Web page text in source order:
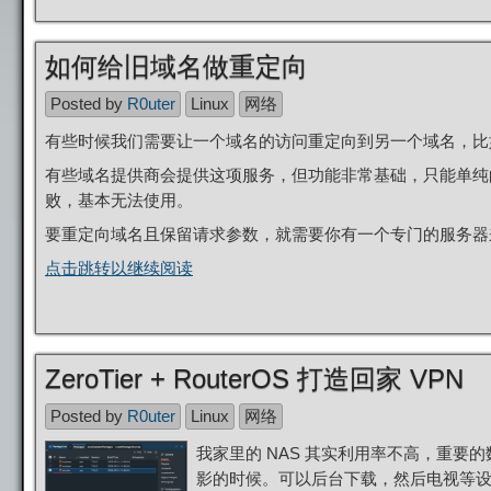
如何给旧域名做重定向
Posted by R0uter Linux
网络
有些时候我们需要让一个域名的访问重定向到另一个域名，
有些域名提供商会提供这项服务，但功能非常基础，只能单
败，基本无法使用。
要重定向域名且保留请求参数，就需要你有一个专门的服务
点击跳转以继续阅读
ZeroTier + RouterOS 打造回家 VPN
Posted by R0uter Linux
网络
我家里的 NAS 其实利用率不高，重要
影的时候。可以后台下载，然后电视等